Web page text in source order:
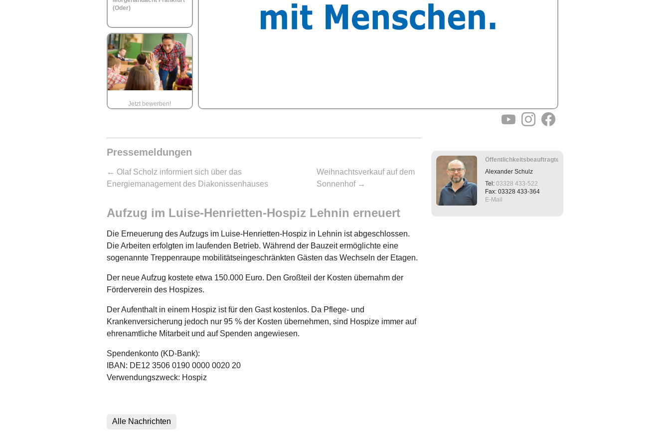
(Oder)
Jetzt bewerben!
YouTubeInstagramFacebook
Pressemeldungen
← Olaf Scholz informiert sich über das
Energiemanagement des Diakonissenhauses
Weihnachtsverkauf auf dem
Sonnenhof →
Aufzug im Luise-Henrietten-Hospiz Lehnin erneuert
Die Erneuerung des Aufzugs im Luise-Henrietten-Hospiz in Lehnin ist abgeschlossen.
Die Arbeiten erfolgten im laufenden Betrieb. Während der Bauzeit ermöglichte eine
sogenannte Treppenraupe mobilitätseingeschränkten Gästen das Wechseln der Etagen.
Der neue Aufzug kostete etwa 150.000 Euro. Den Großteil der Kosten übernahm der
Förderverein des Hospizes.
Der Aufenthalt in einem Hospiz ist für den Gast kostenlos. Da Pflege- und
Krankenversicherung jedoch nur 95 % der Kosten übernehmen, sind Hospize immer auf
ehrenamtliche Mitarbeit und auf Spenden angewiesen.
Spendenkonto (KD-Bank):
IBAN: DE12 3506 0190 0000 0020 20
Verwendungszweck: Hospiz
Alle Nachrichten
Öffentlichkeitsbeauftragter
AlexanderSchulz
Tel: 03328 433-522
Fax: 03328 433-364
E-Mail